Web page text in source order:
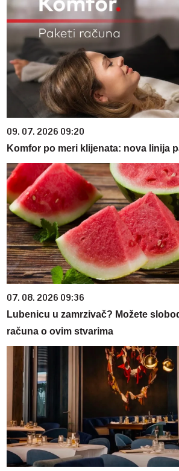
09. 07. 2026 09:20
Komfor po meri klijenata: nova linija
07. 08. 2026 09:36
Lubenicu u zamrzivač? Možete
računa o ovim stvarima